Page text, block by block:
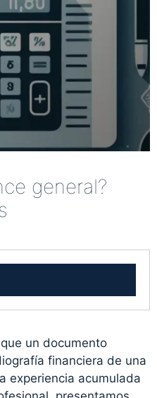
general?
un documento
financiera de una
experiencia acumulada